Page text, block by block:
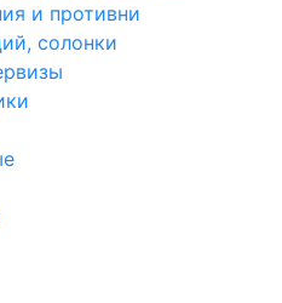
и противни
солонки